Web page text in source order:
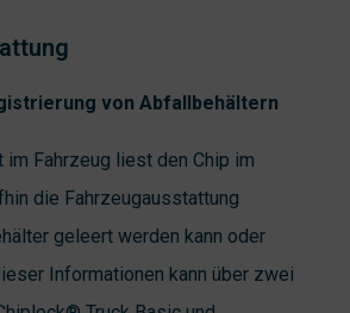
von Abfallbehältern
Fahrzeug liest den Chip im
die Fahrzeugausstattung
geleert werden kann oder
Informationen kann über zwei